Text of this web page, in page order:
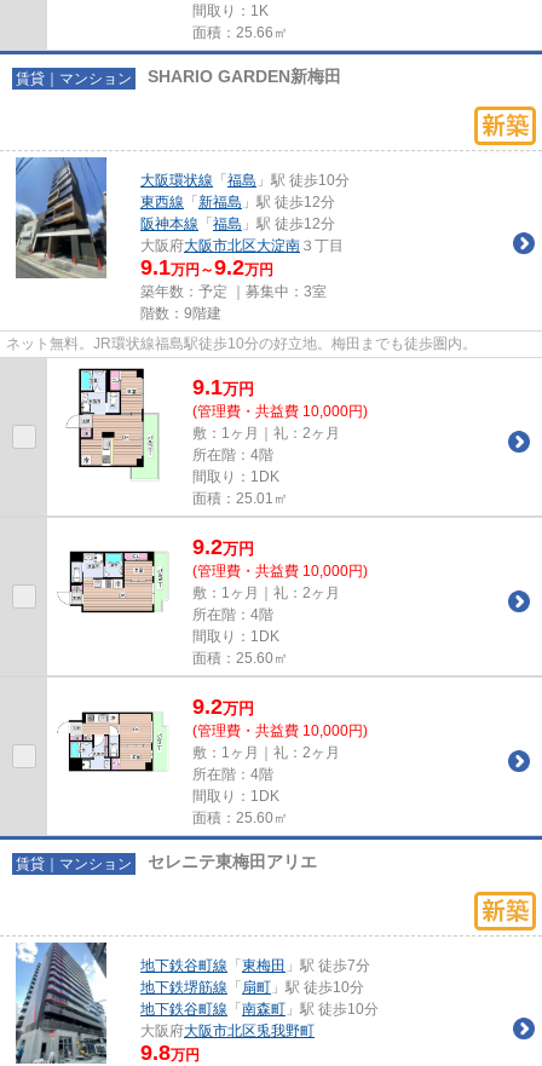
間取り：1K
面積：25.66㎡
賃貸｜マンション SHARIO GARDEN新梅田
大阪環状線 「 福島 」駅 徒歩10分
東西線 「 新福島 」駅 徒歩12分
阪神本線 「 福島 」駅 徒歩12分
大阪府大阪市北区大淀南 ３丁目
9.1万円～9.2万円
築年数：予定 ｜募集中： 3室
階数：9階建
ネット無料。JR環状線福島駅徒歩10分の好立地。梅田までも徒歩圏内。
9.1万円
(管理費・共益費 10,000円)
敷：1ヶ月｜礼：2ヶ月
所在階：4階
間取り：1DK
面積：25.01㎡
9.2万円
(管理費・共益費 10,000円)
敷：1ヶ月｜礼：2ヶ月
所在階：4階
間取り：1DK
面積：25.60㎡
9.2万円
(管理費・共益費 10,000円)
敷：1ヶ月｜礼：2ヶ月
所在階：4階
間取り：1DK
面積：25.60㎡
賃貸｜マンション セレニテ東梅田アリエ
地下鉄谷町線 「 東梅田 」駅 徒歩7分
地下鉄堺筋線 「 扇町 」駅 徒歩10分
地下鉄谷町線 「 南森町 」駅 徒歩10分
大阪府大阪市北区兎我野町
9.8万円